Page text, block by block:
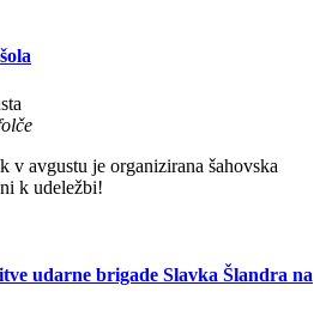
v avgustu je organizirana šahovska
k udeležbi!
udarne brigade Slavka Šlandra na